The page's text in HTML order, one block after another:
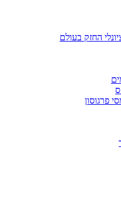
החזק בעולם
פרגוסון